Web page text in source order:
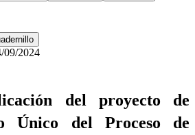
09/2024
del proyecto de
Único del Proceso de